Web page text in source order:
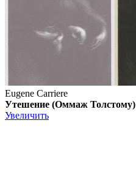
Eugene Carriere
Утешение (Оммаж Толстому)
Увеличить